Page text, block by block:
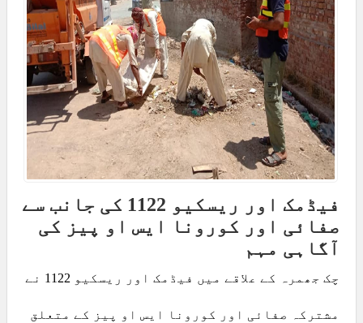
فیڈمک اور ریسکیو 1122 کی جانب سے
صفائی اور کورونا ایس او پیز کی
آگاہی مہم
چک جھمرہ کے علاقے میں فیڈمک اور ریسکیو 1122 نے
مشترکہ صفائی اور کورونا ایس او پیز کے متعلق